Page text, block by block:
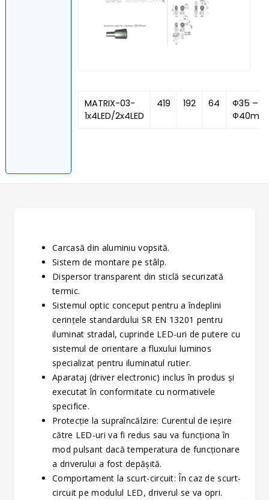
MATRIX-03-
1x4LED/2x4LED
419 192 64
Ф35 –
Ф40mm
Carcasă din aluminiu vopsită.
Sistem de montare pe stâlp.
Dispersor transparent din sticlă securizată
termic.
Sistemul optic conceput pentru a îndeplini
cerinţele standardului SR EN 13201 pentru
iluminat stradal, cuprinde LED-uri de putere cu
sistemul de orientare a fluxului luminos
specializat pentru iluminatul rutier.
Aparataj (driver electronic) inclus în produs şi
executat în conformitate cu normativele
specifice.
Protecție la supraîncălzire: Curentul de ieșire
către LED-uri va fi redus sau va funcționa în
mod pulsant dacă temperatura de funcționare
a driverului a fost depășită.
Comportament la scurt-circuit: În caz de scurt-
circuit pe modulul LED, driverul se va opri.